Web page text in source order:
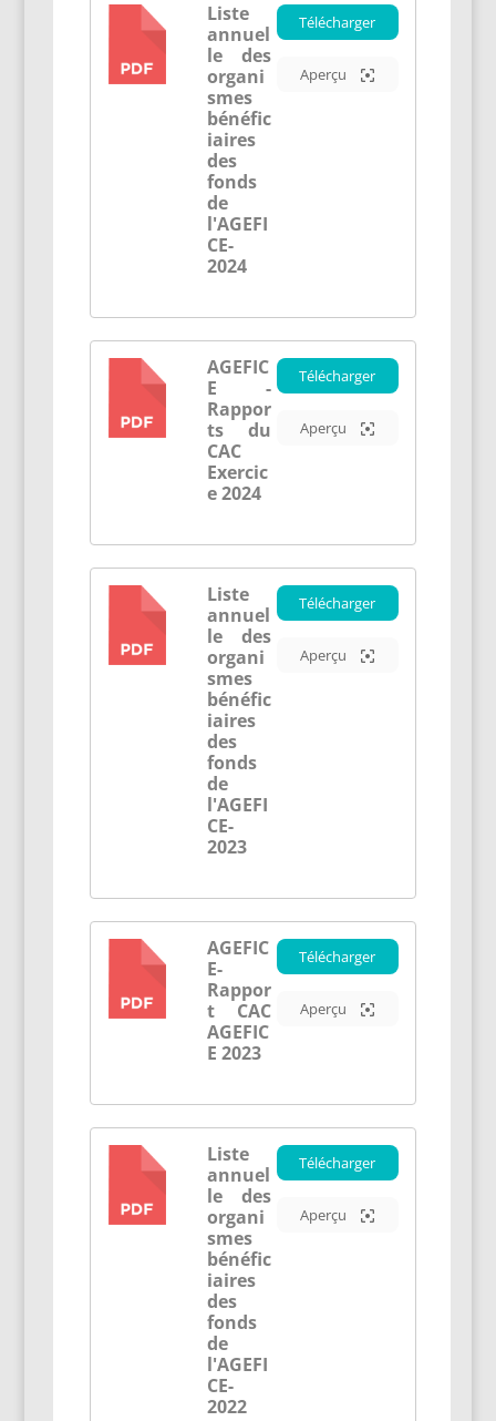
Liste
annuel
le des
organi
smes
bénéfic
iaires
des
fonds
de
l'AGEFI
CE-
2024
Télécharger
Aperçu
AGEFIC
E -
Rappor
ts du
CAC
Exercic
e 2024
Télécharger
Aperçu
Liste
annuel
le des
organi
smes
bénéfic
iaires
des
fonds
de
l'AGEFI
CE-
2023
Télécharger
Aperçu
AGEFIC
E-
Rappor
t CAC
AGEFIC
E 2023
Télécharger
Aperçu
Liste
annuel
le des
organi
smes
bénéfic
iaires
des
fonds
de
l'AGEFI
CE-
2022
Télécharger
Aperçu